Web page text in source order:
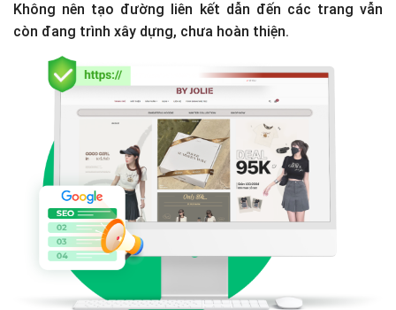
Không nên tạo đường liên kết dẫn đến các trang vẫn
còn đang trình xây dựng, chưa hoàn thiện.